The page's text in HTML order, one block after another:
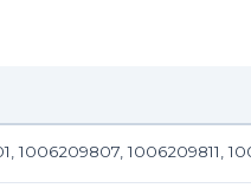
1006209807, 1006209811,